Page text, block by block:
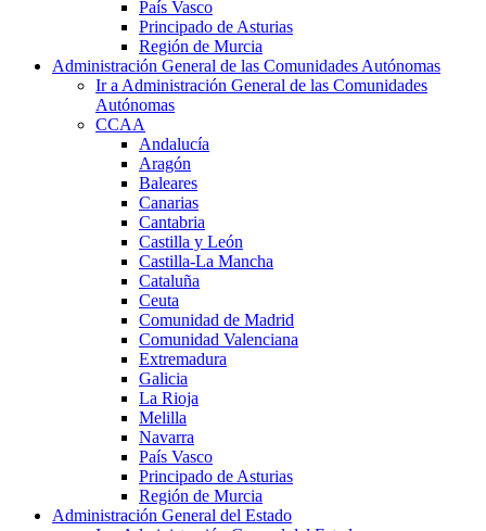
País Vasco
Principado de Asturias
Región de Murcia
Administración General de las Comunidades Autónomas
Ir a Administración General de las Comunidades
Autónomas
CCAA
Andalucía
Aragón
Baleares
Canarias
Cantabria
Castilla y León
Castilla-La Mancha
Cataluña
Ceuta
Comunidad de Madrid
Comunidad Valenciana
Extremadura
Galicia
La Rioja
Melilla
Navarra
País Vasco
Principado de Asturias
Región de Murcia
Administración General del Estado